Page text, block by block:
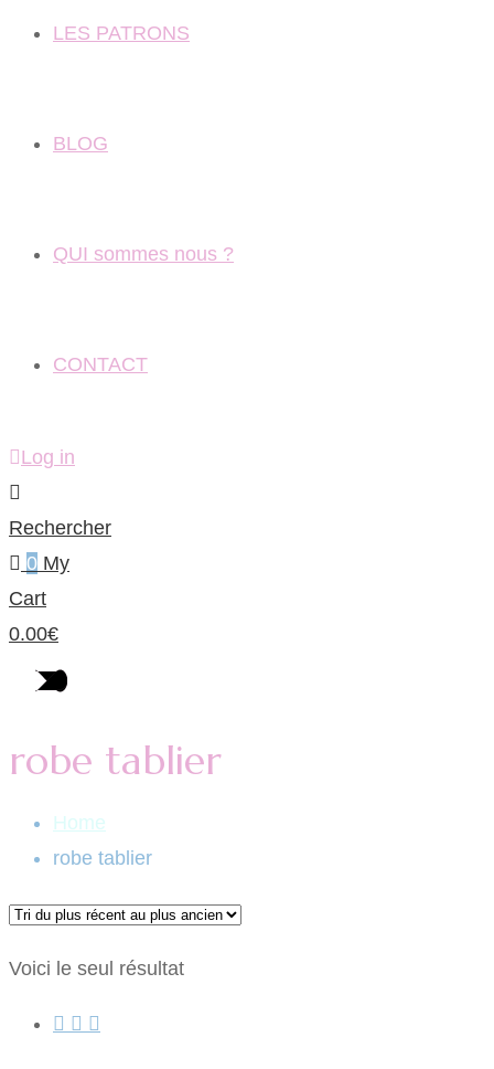
LES PATRONS
BLOG
QUI sommes nous ?
CONTACT
Log in
Rechercher
0 My
Cart
0.00€
robe tablier
Home
robe tablier
Voici le seul résultat